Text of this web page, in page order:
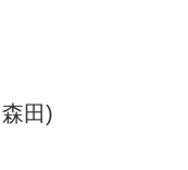
田)